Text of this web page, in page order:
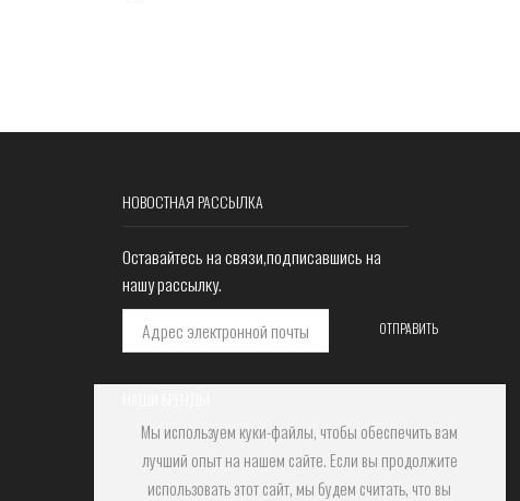
Мы используем куки-файлы, чтобы обеспечить вам
лучший опыт на нашем сайте. Если вы продолжите
использовать этот сайт, мы будем считать, что вы
НОВОСТНАЯ РАССЫЛКА
Оставайтесь на связи,подписавшись на
нашу рассылку.